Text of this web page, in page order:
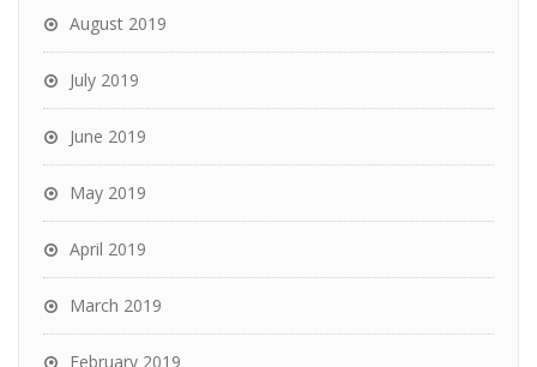
August 2019
July 2019
June 2019
May 2019
April 2019
March 2019
February 2019